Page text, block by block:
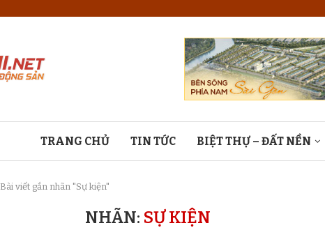
TRANG CHỦ TIN TỨC BIỆT THỰ – ĐẤT NỀN
Bài viết gắn nhãn "Sự kiện"
NHÃN: SỰ KIỆN